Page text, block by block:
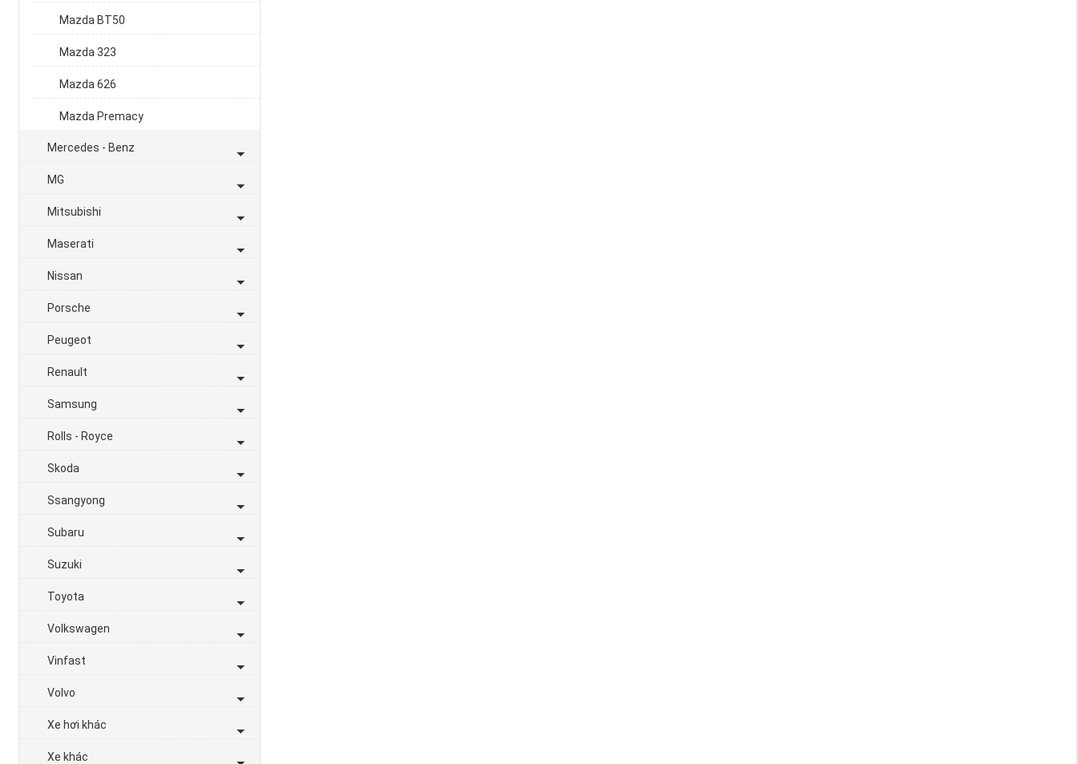
Mazda BT50
Mazda 323
Mazda 626
Mazda Premacy
Mercedes - Benz
MG
Mitsubishi
Maserati
Nissan
Porsche
Peugeot
Renault
Samsung
Rolls - Royce
Skoda
Ssangyong
Subaru
Suzuki
Toyota
Volkswagen
Vinfast
Volvo
Xe hơi khác
Xe khác